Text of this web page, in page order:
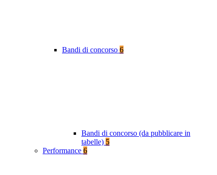
Bandi di concorso 6
Bandi di concorso (da pubblicare in
tabelle) 5
Performance 6